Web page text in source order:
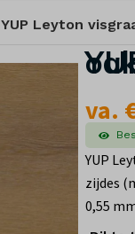
YUP Leyton
YUP Leyton visgraat click SRC
va.
YUP
zijdes
0,55